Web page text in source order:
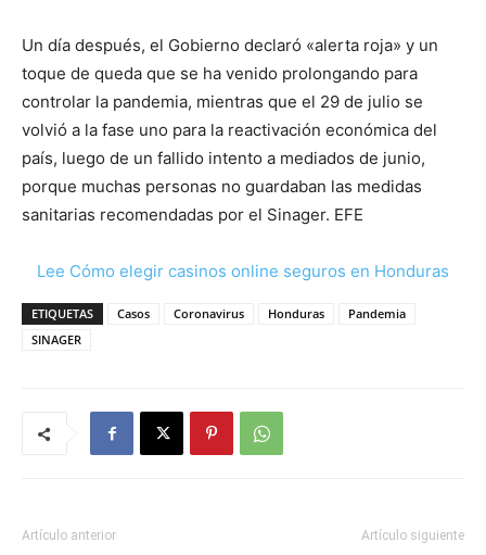
Un día después, el Gobierno declaró «alerta roja» y un
toque de queda que se ha venido prolongando para
controlar la pandemia, mientras que el 29 de julio se
volvió a la fase uno para la reactivación económica del
país, luego de un fallido intento a mediados de junio,
porque muchas personas no guardaban las medidas
sanitarias recomendadas por el Sinager. EFE
Lee Cómo elegir casinos online seguros en Honduras
ETIQUETAS Casos Coronavirus Honduras
Pandemia
SINAGER
Artículo anterior Artículo siguiente